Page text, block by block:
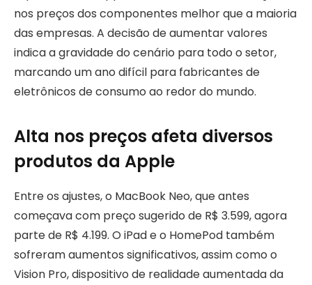
nos preços dos componentes melhor que a maioria
das empresas. A decisão de aumentar valores
indica a gravidade do cenário para todo o setor,
marcando um ano difícil para fabricantes de
eletrônicos de consumo ao redor do mundo.
Alta nos preços afeta diversos
produtos da Apple
Entre os ajustes, o MacBook Neo, que antes
começava com preço sugerido de R$ 3.599, agora
parte de R$ 4.199. O iPad e o HomePod também
sofreram aumentos significativos, assim como o
Vision Pro, dispositivo de realidade aumentada da